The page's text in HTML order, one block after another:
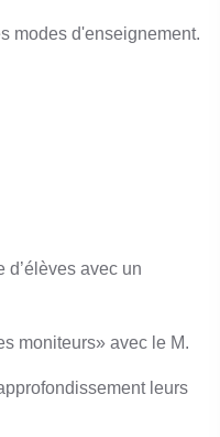
modes d'enseignement.
d’élèves avec un
moniteurs» avec le M.
leurs